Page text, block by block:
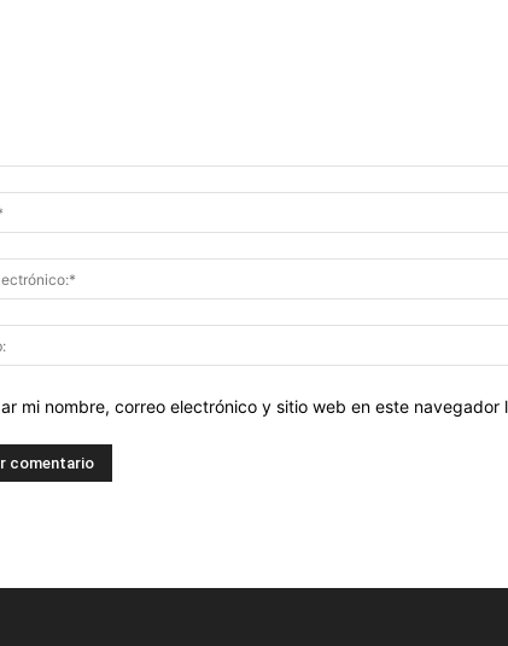
mi nombre, correo electrónico y sitio web en este